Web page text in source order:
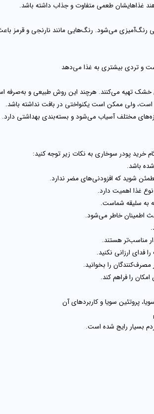
غذاهایشان طعمی متفاوت و جذاب داشته باشد.
رنگ‌آمیزی می‌شود. رنگ‌هایی مانند نارنجی و قرمز
و تردی بیشتری به غذا می‌دهد
خشک تهیه می‌کنند. هرچند این روش طبیعی و به‌صرفه
است، ولی ممکن است یکنواختی در بافت نداشته باشد.
مختلف آسیاب می‌شود و بسته‌بندی بهداشتی
خرید پودر سوخاری به نکات زیر توجه کنید:
باشد.
شوید که افزودنی‌های مضر ندارد.
غذا اهمیت دارد.
به سلیقه شماست.
اطمینان خاطر می‌شود.
مناسب‌تر هستند.
ارزانی نکنید.
مصرف‌کنندگان را بخوانید.
امکان را فراهم کند.
پروتئین سویا و کاربردهای آن
بسیار رایج شده است.